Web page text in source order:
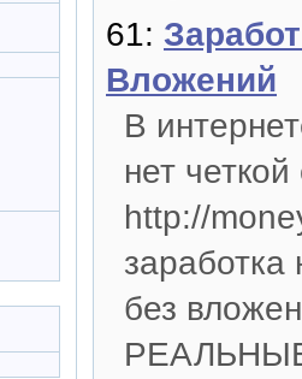
61:
Вложений
В
нет
http://
заработка
без
РЕАЛЬНЫЕ